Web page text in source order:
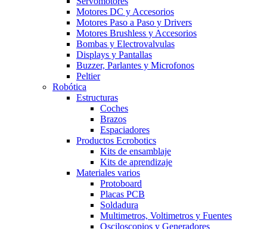
Motores DC y Accesorios
Motores Paso a Paso y Drivers
Motores Brushless y Accesorios
Bombas y Electrovalvulas
Displays y Pantallas
Buzzer, Parlantes y Microfonos
Peltier
Robótica
Estructuras
Coches
Brazos
Espaciadores
Productos Ecrobotics
Kits de ensamblaje
Kits de aprendizaje
Materiales varios
Protoboard
Placas PCB
Soldadura
Multimetros, Voltimetros y Fuentes
Osciloscopios y Generadores